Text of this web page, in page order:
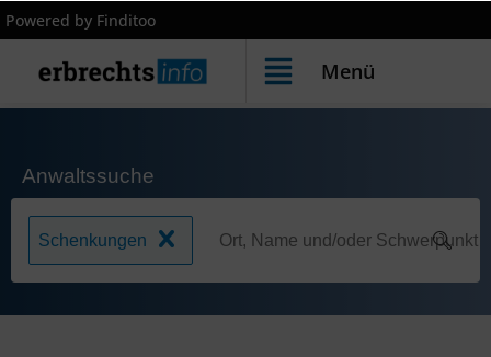
Powered by Finditoo
Menü
Anwaltssuche
Schenkungen